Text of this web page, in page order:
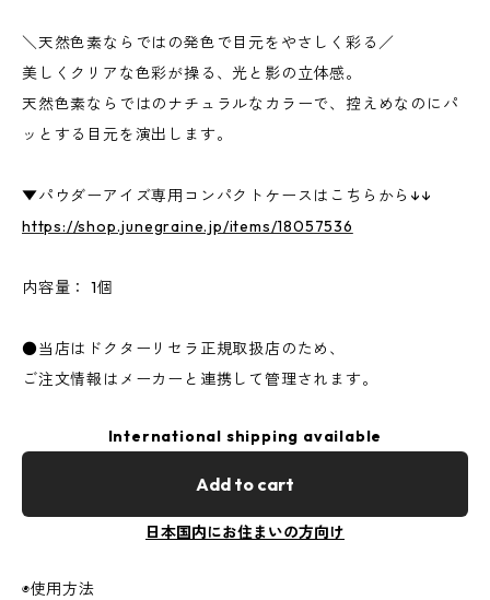
＼天然色素ならではの発色で目元をやさしく彩る／
美しくクリアな色彩が操る、光と影の立体感。
天然色素ならではのナチュラルなカラーで、控えめなのにパ
ッとする目元を演出します。
▼パウダーアイズ専用コンパクトケースはこちらから↓↓
https://shop.junegraine.jp/items/18057536
内容量： 1個
●当店はドクターリセラ正規取扱店のため、
ご注文情報はメーカーと連携して管理されます。
International shipping available
Add to cart
日本国内にお住まいの方向け
◉使用方法